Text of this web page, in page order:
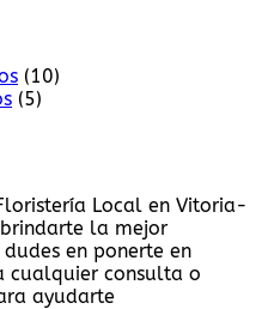
(10)
(5)
Local en Vitoria-
la mejor
en ponerte en
cualquier consulta o
ayudarte